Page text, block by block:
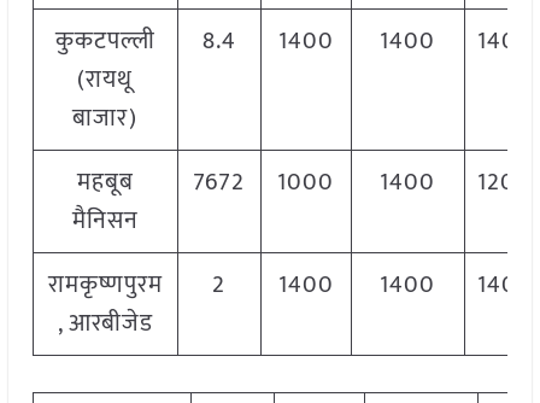
कुकटपल्ली
(रायथू
बाजार)
8.4 1400 1400 1400
महबूब
मैनिसन
7672 1000 1400 1200
रामकृष्णपुरम
, आरबीजेड
2 1400 1400 1400